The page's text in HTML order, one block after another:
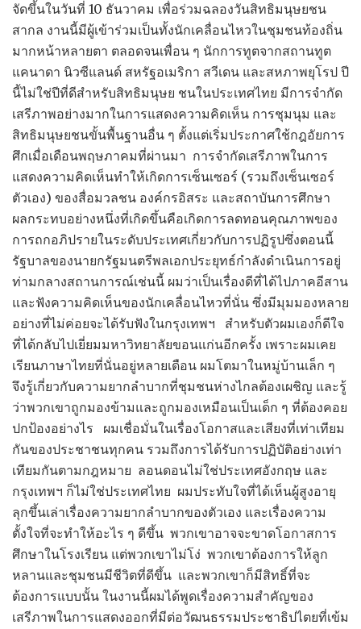
จัดขึ้นในวันที่ 10 ธันวาคม เพื่อร่วมฉลองวันสิทธิมนุษยชน
สากล งานนี้มีผู้เข้าร่วมเป็นทั้งนักเคลื่อนไหวในชุมชนท้องถิ่น
มากหน้าหลายตา ตลอดจนเพื่อน ๆ นักการทูตจากสถานทูต
แคนาดา นิวซีแลนด์ สหรัฐอเมริกา สวีเดน และสหภาพยุโรป ปี
นี้ไม่ใช่ปีที่ดีสำหรับสิทธิมนุษย ชนในประเทศไทย มีการจำกัด
เสรีภาพอย่างมากในการแสดงความคิดเห็น การชุมนุม และ
สิทธิมนุษยชนขั้นพื้นฐานอื่น ๆ ตั้งแต่เริ่มประกาศใช้กฎอัยการ
ศึกเมื่อเดือนพฤษภาคมที่ผ่านมา การจำกัดเสรีภาพในการ
แสดงความคิดเห็นทำให้เกิดการเซ็นเซอร์ (รวมถึงเซ็นเซอร์
ตัวเอง) ของสื่อมวลชน องค์กรอิสระ และสถาบันการศึกษา
ผลกระทบอย่างหนึ่งที่เกิดขึ้นคือเกิดการลดทอนคุณภาพของ
การถกอภิปรายในระดับประเทศเกี่ยวกับการปฏิรูปซึ่งตอนนี้
รัฐบาลของนายกรัฐมนตรีพลเอกประยุทธ์กำลังดำเนินการอยู่
ท่ามกลางสถานการณ์เช่นนี้ ผมว่าเป็นเรื่องดีที่ได้ไปภาคอีสาน
และฟังความคิดเห็นของนักเคลื่อนไหวที่นั่น ซึ่งมีมุมมองหลาย
อย่างที่ไม่ค่อยจะได้รับฟังในกรุงเทพฯ สำหรับตัวผมเองก็ดีใจ
ที่ได้กลับไปเยี่ยมมหาวิทยาลัยขอนแก่นอีกครั้ง เพราะผมเคย
เรียนภาษาไทยที่นั่นอยู่หลายเดือน ผมโตมาในหมู่บ้านเล็ก ๆ
จึงรู้เกี่ยวกับความยากลำบากที่ชุมชนห่างไกลต้องเผชิญ และรู้
ว่าพวกเขาถูกมองข้ามและถูกมองเหมือนเป็นเด็ก ๆ ที่ต้องคอย
ปกป้องอย่างไร ผมเชื่อมั่นในเรื่องโอกาสและเสียงที่เท่าเทียม
กันของประชาชนทุกคน รวมถึงการได้รับการปฏิบัติอย่างเท่า
เทียมกันตามกฎหมาย ลอนดอนไม่ใช่ประเทศอังกฤษ และ
กรุงเทพฯ ก็ไม่ใช่ประเทศไทย ผมประทับใจที่ได้เห็นผู้สูงอายุ
ลุกขึ้นเล่าเรื่องความยากลำบากของตัวเอง และเรื่องความ
ตั้งใจที่จะทำให้อะไร ๆ ดีขึ้น พวกเขาอาจจะขาดโอกาสการ
ศึกษาในโรงเรียน แต่พวกเขาไม่โง่ พวกเขาต้องการให้ลูก
หลานและชุมชนมีชีวิตที่ดีขึ้น และพวกเขาก็มีสิทธิ์ที่จะ
ต้องการแบบนั้น ในงานนี้ผมได้พูดเรื่องความสำคัญของ
เสรีภาพในการแสดงออกที่มีต่อวัฒนธรรมประชาธิปไตยที่เข้ม